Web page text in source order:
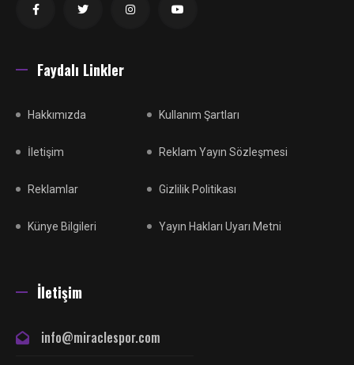
Faydalı Linkler
Hakkımızda
İletişim
Reklamlar
Künye Bilgileri
Kullanım Şartları
Reklam Yayın Sözleşmesi
Gizlilik Politikası
Yayın Hakları Uyarı Metni
İletişim
info@miraclespor.com